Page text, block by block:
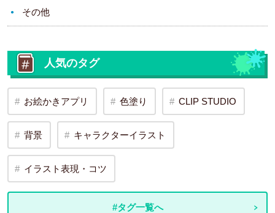
その他
人気のタグ
お絵かきアプリ 色塗り CLIP STUDIO
背景 キャラクターイラスト
イラスト表現・コツ
#タグ一覧へ